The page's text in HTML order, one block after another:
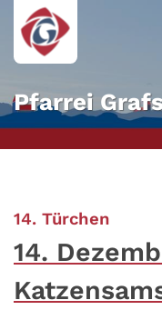
Zum Inhalt springen
Pfarrei
14. Türchen
14.